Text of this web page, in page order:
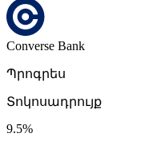
Converse Bank
Պրոգրես
Տոկոսադրույք
9.5%